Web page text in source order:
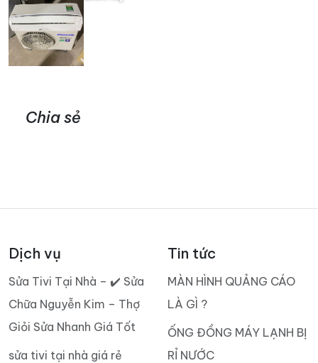
Chia sẻ
Dịch vụ
Sửa Tivi Tại Nhà – ✔️ Sửa
Chữa Nguyễn Kim – Thợ
Giỏi Sửa Nhanh Giá Tốt
sửa tivi tại nhà giá rẻ
Tin tức
MÀN HÌNH QUẢNG CÁO
LÀ GÌ ?
ỐNG ĐỒNG MÁY LẠNH BỊ
RỈ NƯỚC